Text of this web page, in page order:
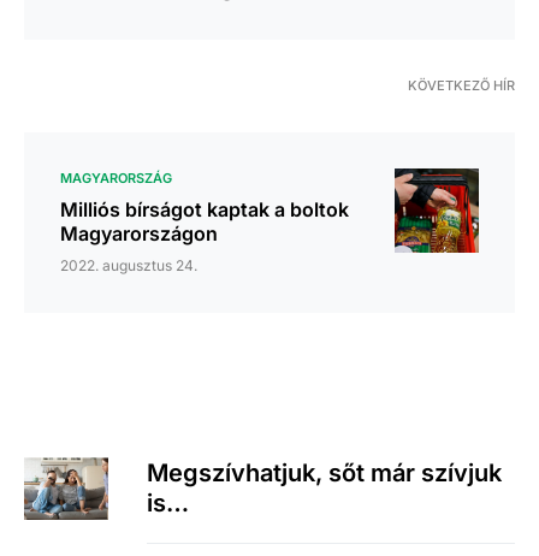
KÖVETKEZŐ HÍR
MAGYARORSZÁG
Milliós bírságot kaptak a boltok
Magyarországon
2022. augusztus 24.
Megszívhatjuk, sőt már szívjuk
is…